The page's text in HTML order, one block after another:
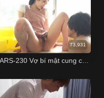
STARS-230 Vợ bí mật cung cấp "dịch vụ đặc biệt" để giúp nhà trọ nổi tiếng hơn Suzu Honjo
73,931